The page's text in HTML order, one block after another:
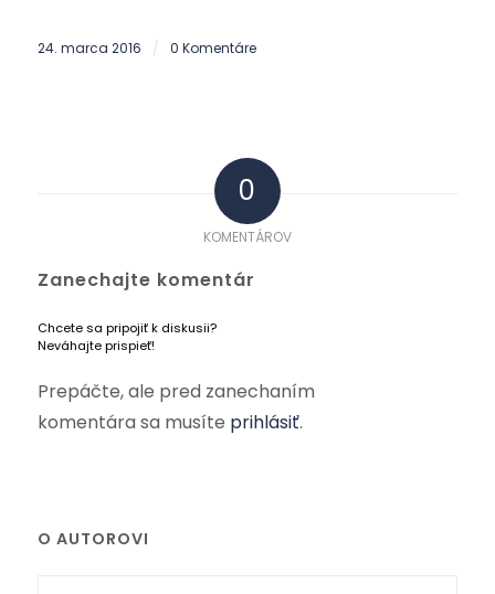
24. marca 2016 / 0 Komentáre
0
KOMENTÁROV
Zanechajte komentár
Chcete sa pripojiť k diskusii?
Neváhajte prispieť!
Prepáčte, ale pred zanechaním
komentára sa musíte prihlásiť.
O AUTOROVI